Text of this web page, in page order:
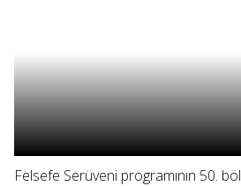
Felsefe Serüveni programının 50.